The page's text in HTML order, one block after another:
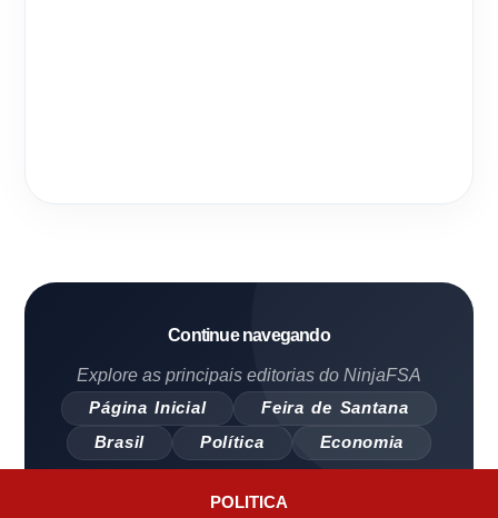
POLITICA
Continue navegando
Explore as principais editorias do NinjaFSA
Página Inicial
Feira de Santana
Brasil
Política Economia